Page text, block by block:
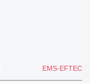
EMS-EFTEC